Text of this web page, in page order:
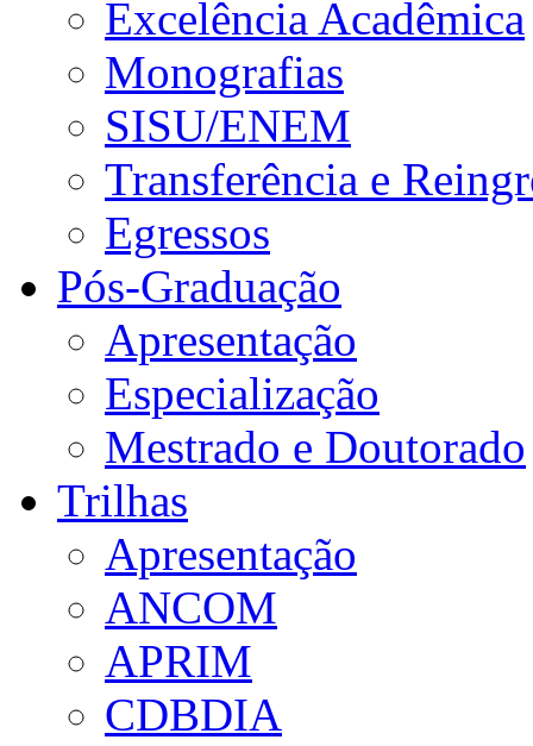
Excelência Acadêmica
Monografias
SISU/ENEM
Transferência e
Egressos
Pós-Graduação
Apresentação
Especialização
Mestrado e Doutorado
Trilhas
Apresentação
ANCOM
APRIM
CDBDIA